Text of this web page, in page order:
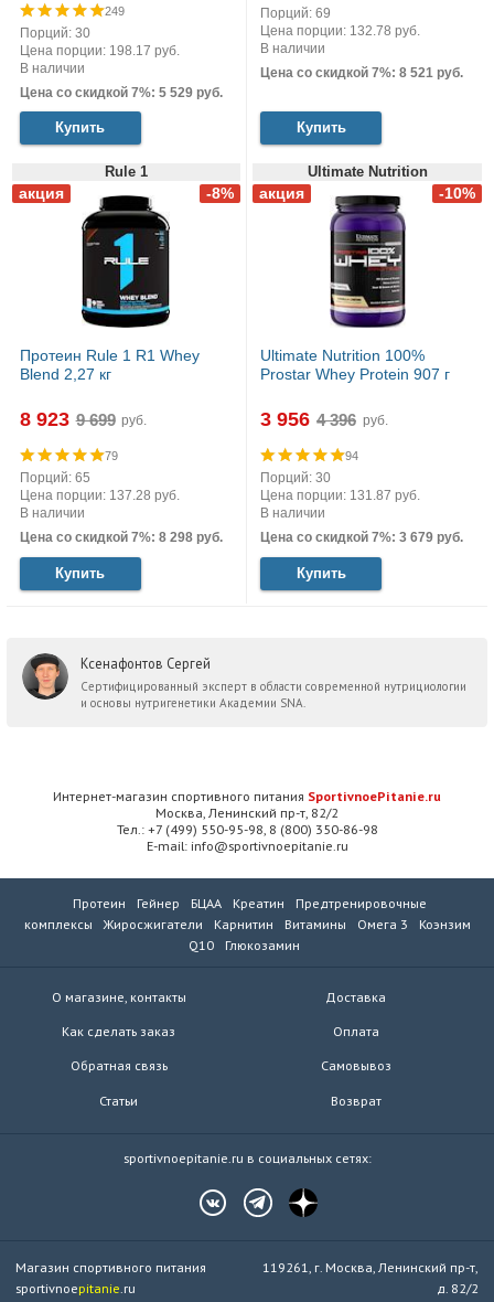
249
Порций: 30
Цена порции: 198.17 руб.
В наличии
Цена со скидкой 7%: 5 529 руб.
Купить
Порций: 69
Цена порции: 132.78 руб.
В наличии
Цена со скидкой 7%: 8 521 руб.
Купить
Rule 1
Протеин Rule 1 R1 Whey
Blend 2,27 кг
8 923 руб.
79
Порций: 65
Цена порции: 137.28 руб.
В наличии
Цена со скидкой 7%: 8 298 руб.
Купить
Ultimate Nutrition
Ultimate Nutrition 100%
Prostar Whey Protein 907 г
3 956 руб.
94
Порций: 30
Цена порции: 131.87 руб.
В наличии
Цена со скидкой 7%: 3 679 руб.
Купить
Ксенафонтов Сергей
Сертифицированный эксперт в области современной нутрициологии
и основы нутригенетики Академии SNA.
Интернет-магазин спортивного питания SportivnoePitanie.ru
Москва, Ленинский пр-т, 82/2
Тел.: +7 (499) 550-95-98, 8 (800) 350-86-98
E-mail: info@sportivnoepitanie.ru
Протеин Гейнер БЦАА Креатин
Предтренировочные
комплексы
Жиросжигатели Карнитин Витамины Омега 3
Коэнзим
Q10
Глюкозамин
О магазине, контакты
Как сделать заказ
Обратная связь
Статьи
Доставка
Оплата
Самовывоз
Возврат
sportivnoepitanie.ru в социальных сетях:
Магазин спортивного питания
sportivnoepitanie .ru
119261, г. Москва, Ленинский пр-т,
д. 82/2